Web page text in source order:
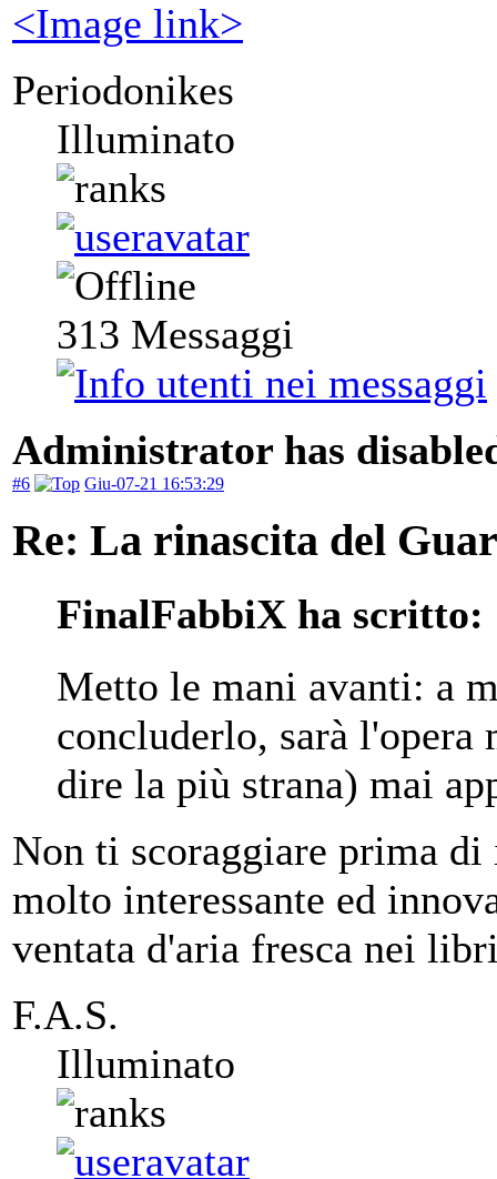
<Image link>
Periodonikes
Illuminato
313 Messaggi
Administrator has
#6 Giu-07-21 16:53:29
Re: La rinascita del
FinalFabbiX ha scritto:
Metto le mani avanti: a
concluderlo, sarà l'opera
dire la più strana) mai
Non ti scoraggiare prima di
molto interessante ed
ventata d'aria fresca nei
F.A.S.
Illuminato